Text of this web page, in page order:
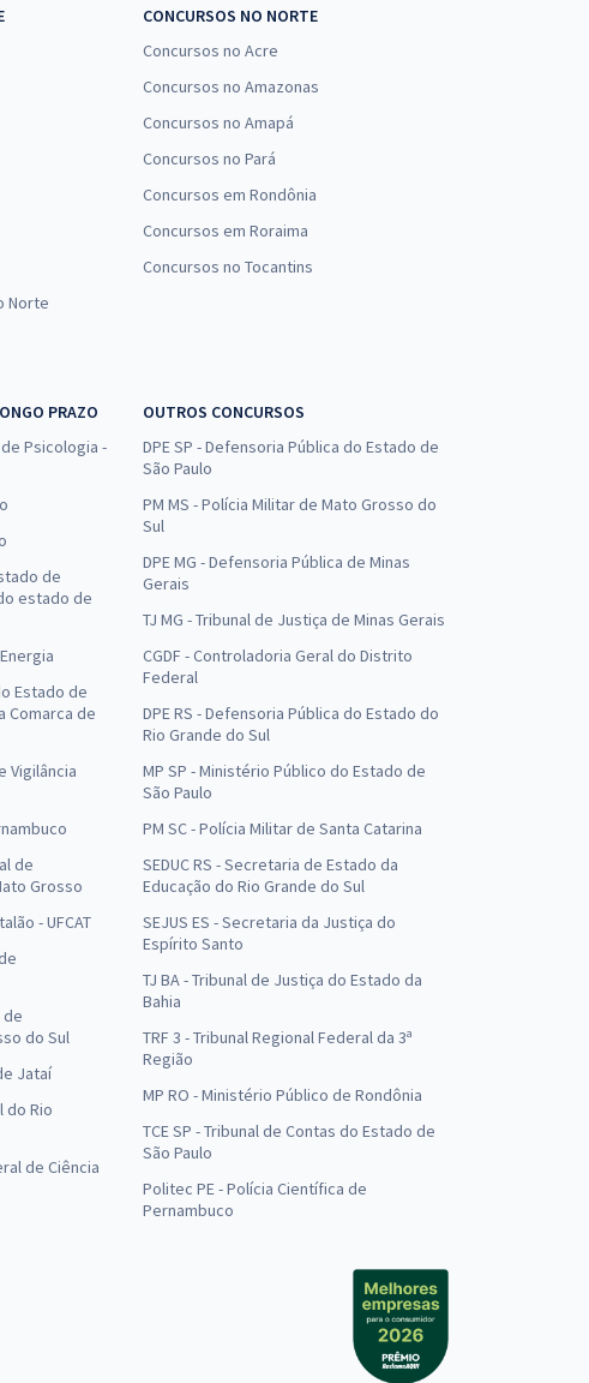
Norte
CONCURSOS NO NORTE
Concursos no Acre
Concursos no Amazonas
Concursos no Amapá
Concursos no Pará
Concursos em Rondônia
Concursos em Roraima
Concursos no Tocantins
PRAZO
de Psicologia -
de
estado de
Estado de
Comarca de
Vigilância
de
Grosso
- UFCAT
de
do Sul
Jataí
do Rio
de Ciência
OUTROS CONCURSOS
DPE SP - Defensoria Pública do Estado de
São Paulo
PM MS - Polícia Militar de Mato Grosso do
Sul
DPE MG - Defensoria Pública de Minas
Gerais
TJ MG - Tribunal de Justiça de Minas Gerais
CGDF - Controladoria Geral do Distrito
Federal
DPE RS - Defensoria Pública do Estado do
Rio Grande do Sul
MP SP - Ministério Público do Estado de
São Paulo
PM SC - Polícia Militar de Santa Catarina
SEDUC RS - Secretaria de Estado da
Educação do Rio Grande do Sul
SEJUS ES - Secretaria da Justiça do
Espírito Santo
TJ BA - Tribunal de Justiça do Estado da
Bahia
TRF 3 - Tribunal Regional Federal da 3ª
Região
MP RO - Ministério Público de Rondônia
TCE SP - Tribunal de Contas do Estado de
São Paulo
Politec PE - Polícia Científica de
Pernambuco